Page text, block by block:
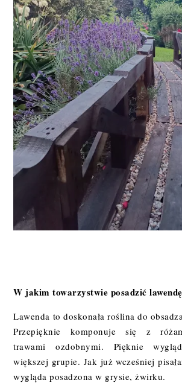
W jakim towarzystwie posadzić
Lawenda to doskonała roślina do
Przepięknie komponuje się z
trawami ozdobnymi. Pięknie
większej grupie. Jak już wcześniej
wygląda posadzona w grysie, żwirku.